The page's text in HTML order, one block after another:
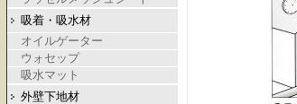
吸着・吸水材
オイルゲーター
ウォセップ
吸水マット
外壁下地材